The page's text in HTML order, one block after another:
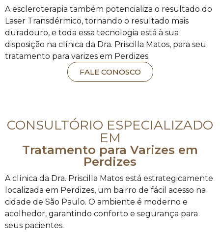
A escleroterapia também potencializa o resultado do
Laser Transdérmico, tornando o resultado mais
duradouro, e toda essa tecnologia está à sua
disposição na clínica da Dra. Priscilla Matos, para seu
tratamento para varizes em Perdizes.
FALE CONOSCO
CONSULTÓRIO ESPECIALIZADO
EM
Tratamento para Varizes em
Perdizes
A clínica da Dra. Priscilla Matos está estrategicamente
localizada em Perdizes, um bairro de fácil acesso na
cidade de São Paulo. O ambiente é moderno e
acolhedor, garantindo conforto e segurança para
seus pacientes.